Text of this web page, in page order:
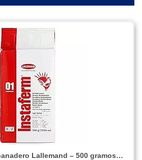
Lallemand – 500 gramos…